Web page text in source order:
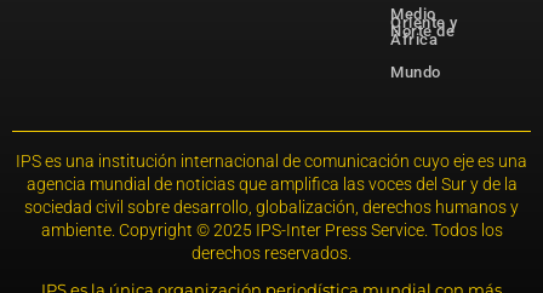
Medio
Oriente y
Norte de
África
Mundo
IPS es una institución internacional de comunicación cuyo eje es una
agencia mundial de noticias que amplifica las voces del Sur y de la
sociedad civil sobre desarrollo, globalización, derechos humanos y
ambiente. Copyright © 2025 IPS-Inter Press Service. Todos los
derechos reservados.